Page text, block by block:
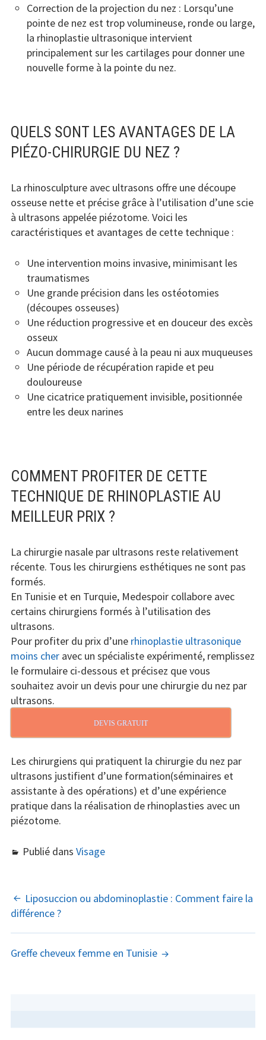
Correction de la projection du nez : Lorsqu’une
pointe de nez est trop volumineuse, ronde ou large,
la rhinoplastie ultrasonique intervient
principalement sur les cartilages pour donner une
nouvelle forme à la pointe du nez.
QUELS SONT LES AVANTAGES DE LA
PIÉZO-CHIRURGIE DU NEZ ?
La rhinosculpture avec ultrasons offre une découpe
osseuse nette et précise grâce à l’utilisation d’une scie
à ultrasons appelée piézotome. Voici les
caractéristiques et avantages de cette technique :
Une intervention moins invasive, minimisant les
traumatismes
Une grande précision dans les ostéotomies
(découpes osseuses)
Une réduction progressive et en douceur des excès
osseux
Aucun dommage causé à la peau ni aux muqueuses
Une période de récupération rapide et peu
douloureuse
Une cicatrice pratiquement invisible, positionnée
entre les deux narines
COMMENT PROFITER DE CETTE
TECHNIQUE DE RHINOPLASTIE AU
MEILLEUR PRIX ?
La chirurgie nasale par ultrasons reste relativement
récente. Tous les chirurgiens esthétiques ne sont pas
formés.
En Tunisie et en Turquie, Medespoir collabore avec
certains chirurgiens formés à l’utilisation des
ultrasons.
Pour profiter du prix d’une rhinoplastie ultrasonique
moins cheravec un spécialiste expérimenté, remplissez
le formulaire ci-dessous et précisez que vous
souhaitez avoir un devis pour une chirurgie du nez par
ultrasons.
DEVIS GRATUIT
Les chirurgiens qui pratiquent la chirurgie du nez par
ultrasons justifient d’une formation(séminaires et
assistante à des opérations) et d’une expérience
pratique dans la réalisation de rhinoplasties avec un
piézotome.
Publié dans Visage
NAVIGATION
DES
Liposuccion ou abdominoplastie : Comment faire la
différence ?
Greffe cheveux femme en Tunisie
LATÉRALE